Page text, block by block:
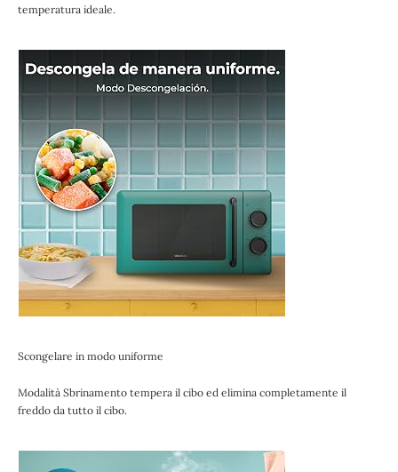
temperatura ideale.
Scongelare in modo uniforme
Modalità Sbrinamento tempera il cibo ed elimina completamente il
freddo da tutto il cibo.